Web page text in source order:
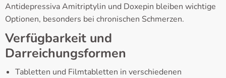
Antidepressiva Amitriptylin und Doxepin bleiben wichtige
Optionen, besonders bei chronischen Schmerzen.
Verfügbarkeit und
Darreichungsformen
Tabletten und Filmtabletten in verschiedenen